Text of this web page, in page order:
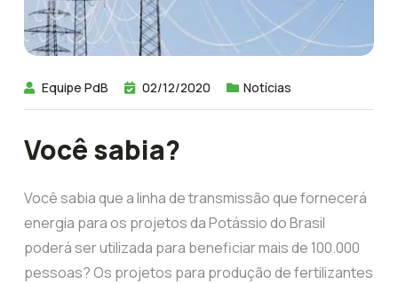
Equipe PdB 02/12/2020 Notícias
Você sabia?
Você sabia que a linha de transmissão que fornecerá
energia para os projetos da Potássio do Brasil
poderá ser utilizada para beneficiar mais de 100.000
pessoas? Os projetos para produção de fertilizantes